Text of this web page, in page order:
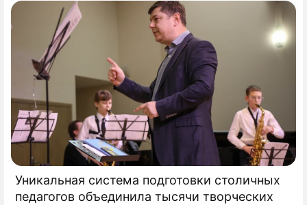
Уникальная система подготовки столичных
педагогов объединила тысячи творческих